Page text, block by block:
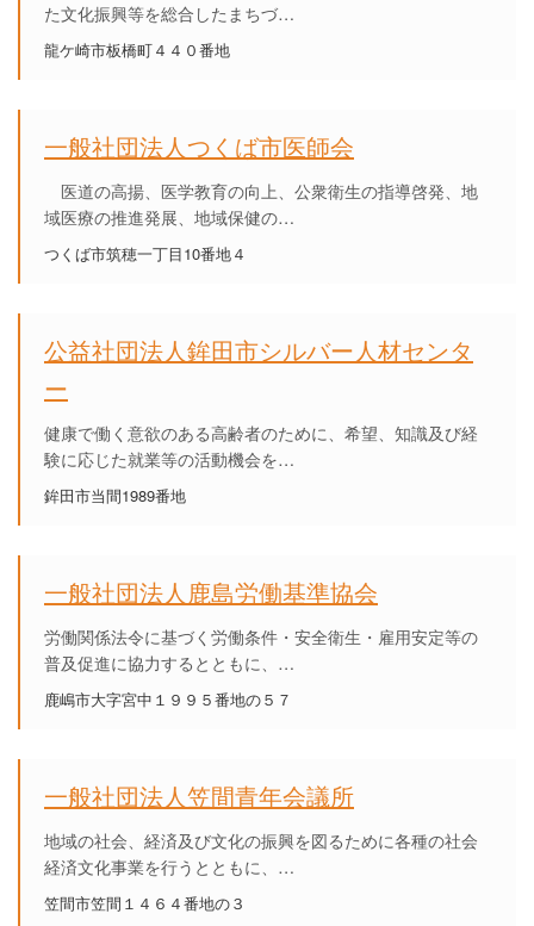
た文化振興等を総合したまちづ…
龍ケ崎市板橋町４４０番地
一般社団法人つくば市医師会
医道の高揚、医学教育の向上、公衆衛生の指導啓発、地
域医療の推進発展、地域保健の…
つくば市筑穂一丁目10番地４
公益社団法人鉾田市シルバー人材センタ
ー
健康で働く意欲のある高齢者のために、希望、知識及び経
験に応じた就業等の活動機会を…
鉾田市当間1989番地
一般社団法人鹿島労働基準協会
労働関係法令に基づく労働条件・安全衛生・雇用安定等の
普及促進に協力するとともに、…
鹿嶋市大字宮中１９９５番地の５７
一般社団法人笠間青年会議所
地域の社会、経済及び文化の振興を図るために各種の社会
経済文化事業を行うとともに、…
笠間市笠間１４６４番地の３